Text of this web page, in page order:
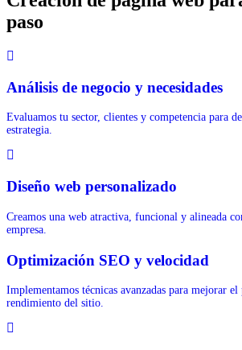
paso
Análisis de negocio y necesidades
Evaluamos tu sector, clientes y competencia para
estrategia.
Diseño web personalizado
Creamos una web atractiva, funcional y alineada
empresa.
Optimización SEO y velocidad
Implementamos técnicas avanzadas para mejorar
rendimiento del sitio.